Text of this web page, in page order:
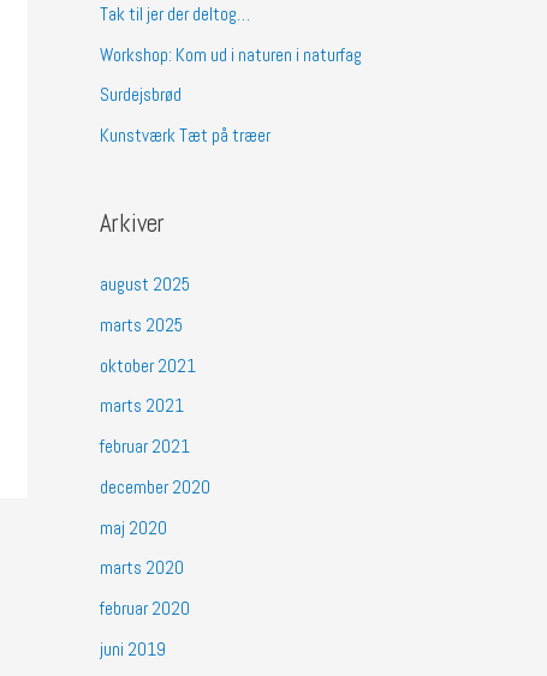
Tak til jer der deltog…
Workshop: Kom ud i naturen i naturfag
Surdejsbrød
Kunstværk Tæt på træer
Arkiver
august 2025
marts 2025
oktober 2021
marts 2021
februar 2021
december 2020
maj 2020
marts 2020
februar 2020
juni 2019